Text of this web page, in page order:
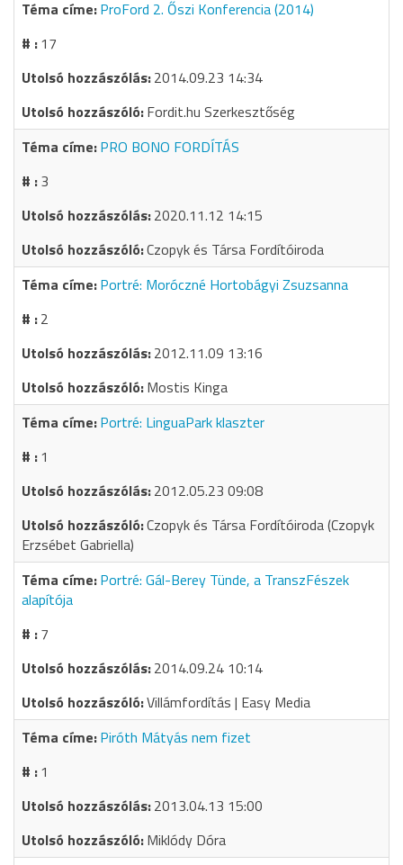
ProFord 2. Őszi Konferencia (2014)
17
2014.09.23 14:34
Fordit.hu Szerkesztőség
PRO BONO FORDÍTÁS
3
2020.11.12 14:15
Czopyk és Társa Fordítóiroda
Portré: Moróczné Hortobágyi Zsuzsanna
2
2012.11.09 13:16
Mostis Kinga
Portré: LinguaPark klaszter
1
2012.05.23 09:08
Czopyk és Társa Fordítóiroda (Czopyk
Erzsébet Gabriella)
Portré: Gál-Berey Tünde, a TranszFészek
alapítója
7
2014.09.24 10:14
Villámfordítás | Easy Media
Piróth Mátyás nem fizet
1
2013.04.13 15:00
Miklódy Dóra